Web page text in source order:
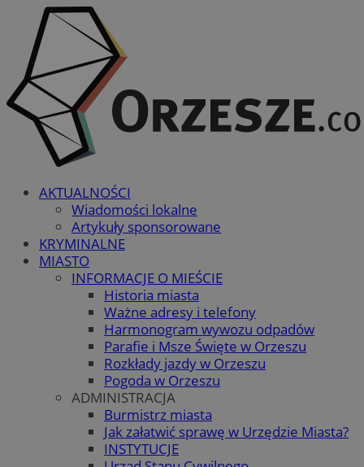
AKTUALNOŚCI
Wiadomości lokalne
Artykuły sponsorowane
KRYMINALNE
MIASTO
INFORMACJE O MIEŚCIE
Historia miasta
Ważne adresy i telefony
Harmonogram wywozu odpadów
Parafie i Msze Święte w Orzeszu
Rozkłady jazdy w Orzeszu
Pogoda w Orzeszu
ADMINISTRACJA
Burmistrz miasta
Jak załatwić sprawę w Urzędzie Miasta?
INSTYTUCJE